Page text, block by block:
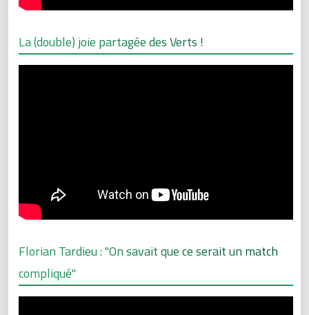
La (double) joie partagée des Verts !
Florian Tardieu : "On savait que ce serait un match
compliqué"